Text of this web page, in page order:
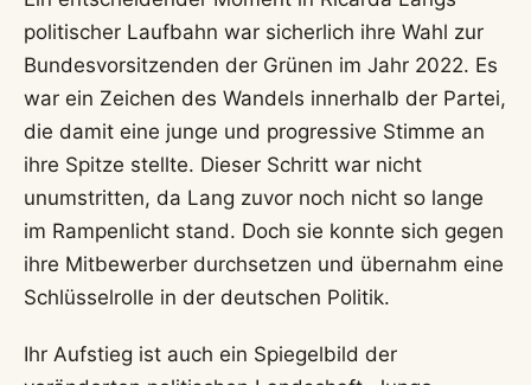
politischer Laufbahn war sicherlich ihre Wahl zur
Bundesvorsitzenden der Grünen im Jahr 2022. Es
war ein Zeichen des Wandels innerhalb der Partei,
die damit eine junge und progressive Stimme an
ihre Spitze stellte. Dieser Schritt war nicht
unumstritten, da Lang zuvor noch nicht so lange
im Rampenlicht stand. Doch sie konnte sich gegen
ihre Mitbewerber durchsetzen und übernahm eine
Schlüsselrolle in der deutschen Politik.
Ihr Aufstieg ist auch ein Spiegelbild der